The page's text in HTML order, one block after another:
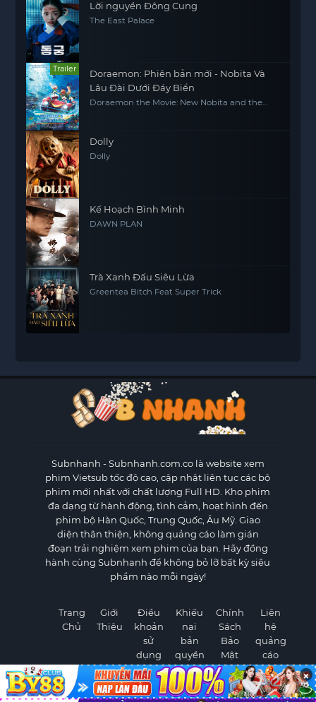
Lời nguyền Đông Cung
The East Palace
Trailer
Doraemon: Phiên bản mới - Nobita Và
Lâu Đài Dưới Đáy Biển
Doraemon the Movie: New Nobita and the
Dolly
Dolly
Kế Hoạch Bình Minh
DAWN PLAN
Trà Xanh Đấu Siêu Lừa
Greentea Bitch Feat Super Trick
Subnhanh - Subnhanh.com.co là website xem
phim Vietsub tốc độ cao, cập nhật liên tục các bộ
phim mới nhất với chất lượng Full HD. Kho phim
đa dạng từ hành động, tình cảm, hoạt hình đến
phim bộ Hàn Quốc, Trung Quốc, Âu Mỹ. Giao
diện thân thiện, không quảng cáo làm gián
đoạn trải nghiệm xem phim của bạn. Hãy đồng
hành cùng Subnhanh để không bỏ lỡ bất kỳ siêu
phẩm nào mỗi ngày!
Trang
Chủ
Giới
Thiệu
Điều
khoản
sử
dụng
Khiếu
nại
bản
quyền
Chính
Sách
Bảo
Mật
Liên
hệ
quảng
cáo
×